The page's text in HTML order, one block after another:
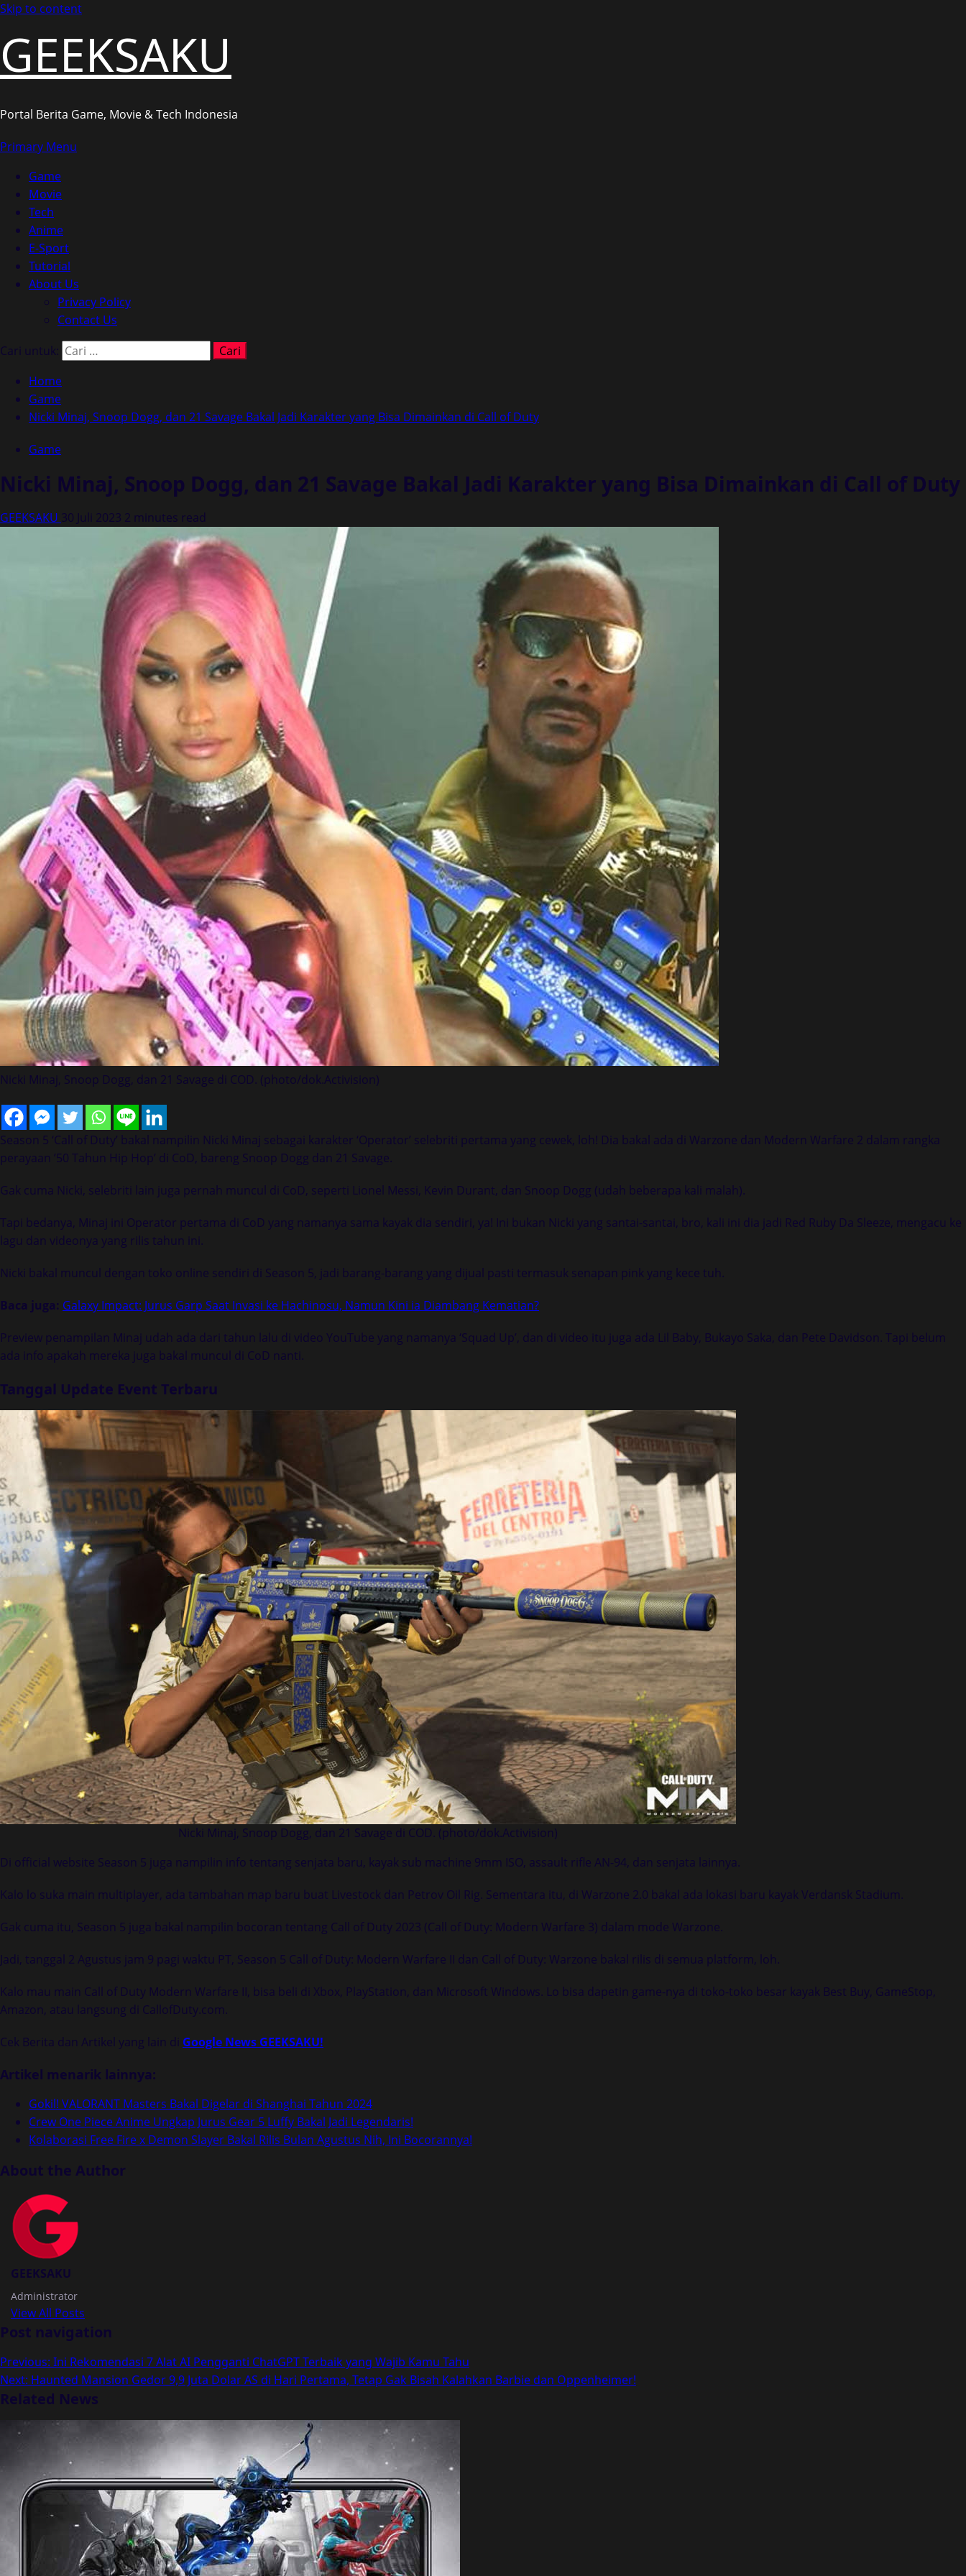
Skip to content
GEEKSAKU
Portal Berita Game, Movie & Tech Indonesia
Primary Menu
Game
Movie
Tech
Anime
E-Sport
Tutorial
About Us
Privacy Policy
Contact Us
Cari untuk:
Home
Game
Nicki Minaj, Snoop Dogg, dan 21 Savage Bakal Jadi Karakter yang Bisa Dimainkan di Call of Duty
Game
Nicki Minaj, Snoop Dogg, dan 21 Savage Bakal Jadi Karakter yang Bisa Dimainkan di Call of Duty
GEEKSAKU 30 Juli 2023 2 minutes read
Nicki Minaj, Snoop Dogg, dan 21 Savage di COD. (photo/dok.Activision)
Season 5 ‘Call of Duty’ bakal nampilin Nicki Minaj sebagai karakter ‘Operator’ selebriti pertama yang cewek, loh! Dia bakal ada di Warzone dan Modern Warfare 2 dalam rangka
perayaan ’50 Tahun Hip Hop’ di CoD, bareng Snoop Dogg dan 21 Savage.
Gak cuma Nicki, selebriti lain juga pernah muncul di CoD, seperti Lionel Messi, Kevin Durant, dan Snoop Dogg (udah beberapa kali malah).
Tapi bedanya, Minaj ini Operator pertama di CoD yang namanya sama kayak dia sendiri, ya! Ini bukan Nicki yang santai-santai, bro, kali ini dia jadi Red Ruby Da Sleeze, mengacu ke
lagu dan videonya yang rilis tahun ini.
Nicki bakal muncul dengan toko online sendiri di Season 5, jadi barang-barang yang dijual pasti termasuk senapan pink yang kece tuh.
Baca juga: Galaxy Impact: Jurus Garp Saat Invasi ke Hachinosu, Namun Kini ia Diambang Kematian?
Preview penampilan Minaj udah ada dari tahun lalu di video YouTube yang namanya ‘Squad Up’, dan di video itu juga ada Lil Baby, Bukayo Saka, dan Pete Davidson. Tapi belum
ada info apakah mereka juga bakal muncul di CoD nanti.
Tanggal Update Event Terbaru
Nicki Minaj, Snoop Dogg, dan 21 Savage di COD. (photo/dok.Activision)
Di official website Season 5 juga nampilin info tentang senjata baru, kayak sub machine 9mm ISO, assault rifle AN-94, dan senjata lainnya.
Kalo lo suka main multiplayer, ada tambahan map baru buat Livestock dan Petrov Oil Rig. Sementara itu, di Warzone 2.0 bakal ada lokasi baru kayak Verdansk Stadium.
Gak cuma itu, Season 5 juga bakal nampilin bocoran tentang Call of Duty 2023 (Call of Duty: Modern Warfare 3) dalam mode Warzone.
Jadi, tanggal 2 Agustus jam 9 pagi waktu PT, Season 5 Call of Duty: Modern Warfare II dan Call of Duty: Warzone bakal rilis di semua platform, loh.
Kalo mau main Call of Duty Modern Warfare II, bisa beli di Xbox, PlayStation, dan Microsoft Windows. Lo bisa dapetin game-nya di toko-toko besar kayak Best Buy, GameStop,
Amazon, atau langsung di CallofDuty.com.
Cek Berita dan Artikel yang lain di Google News GEEKSAKU!
Artikel menarik lainnya:
Gokil! VALORANT Masters Bakal Digelar di Shanghai Tahun 2024
Crew One Piece Anime Ungkap Jurus Gear 5 Luffy Bakal Jadi Legendaris!
Kolaborasi Free Fire x Demon Slayer Bakal Rilis Bulan Agustus Nih, Ini Bocorannya!
About the Author
GEEKSAKU
Administrator
View All Posts
Post navigation
Previous: Ini Rekomendasi 7 Alat AI Pengganti ChatGPT Terbaik yang Wajib Kamu Tahu
Next: Haunted Mansion Gedor 9,9 Juta Dolar AS di Hari Pertama, Tetap Gak Bisah Kalahkan Barbie dan Oppenheimer!
Related News